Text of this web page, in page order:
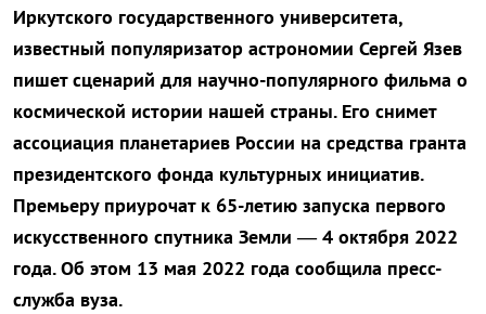
Иркутского государственного университета,
известный популяризатор астрономии Сергей Язев
пишет сценарий для научно-популярного фильма о
космической истории нашей страны. Его снимет
ассоциация планетариев России на средства гранта
президентского фонда культурных инициатив.
Премьеру приурочат к 65-летию запуска первого
искусственного спутника Земли — 4 октября 2022
года. Об этом 13 мая 2022 года сообщила пресс-
служба вуза.